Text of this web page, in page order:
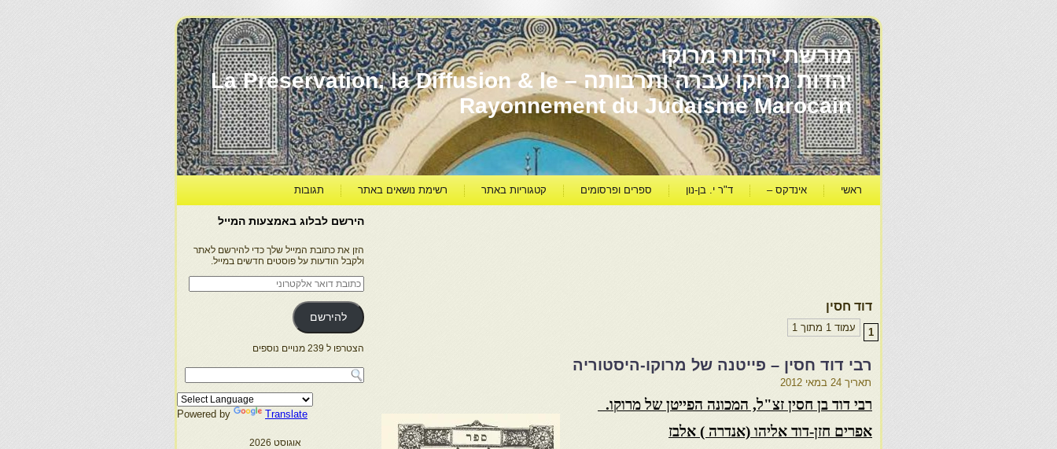
מורשת יהדות מרוקו
יהדות מרוקו עברה ותרבותה – La Préservation, la Diffusion & le
Rayonnement du Judaïsme Marocain
ראשי אינדקס – ד"ר י. בן-נון ספרים ופרסומים קטגוריות באתר רשימת נושאים באתר תגובות
דוד חסין
עמוד 1 מתוך 1 1
רבי דוד חסין – פייטנה של מרוקו-היסטוריה
תאריך 24 במאי 2012
רבי דוד בן חסין זצ"ל, המכונה הפייטןשל מרוקו.
אפרים חזן-דוד אליהו (אנדרה ) אלבז
הירשם לבלוג באמצעות המייל
הזן את כתובת המייל שלך כדי להירשם לאתר
ולקבל הודעות על פוסטים חדשים במייל.
כתובת
דואר
אלקטרוני
להירשם
הצטרפו ל 239 מנויים נוספים
Powered by Translate
אוגוסט 2026